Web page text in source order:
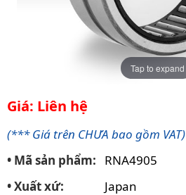
Tap to expand
Giá: Liên hệ
(*** Giá trên CHƯA bao gồm VAT)
• Mã sản phẩm:
RNA4905
• Xuất xứ:
Japan